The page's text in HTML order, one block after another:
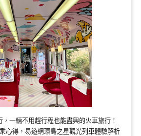
一輛不用趕行程也能盡興的火車旅行！
心得，易遊網環島之星觀光列車體驗解析